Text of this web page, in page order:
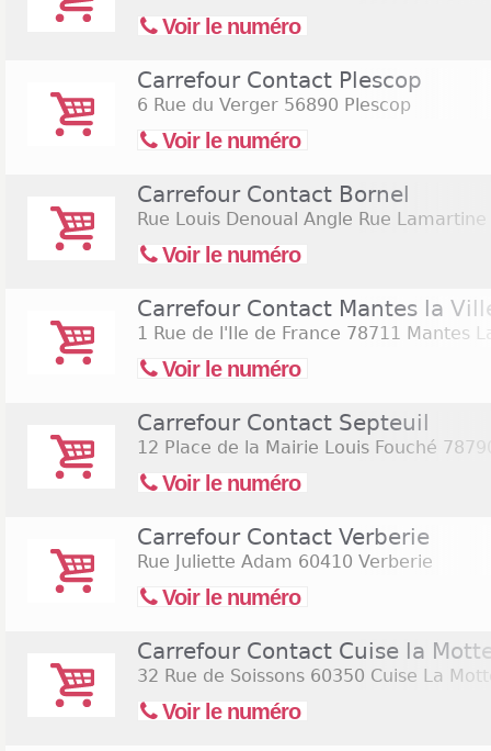
Voir le numéro
Carrefour Contact Plescop
6 Rue du Verger 56890 Plescop
Voir le numéro
Carrefour Contact Bornel
Rue Louis Denoual Angle Rue Lamartine
Voir le numéro
Carrefour Contact Mantes la
1 Rue de l'Ile de France 78711 Mantes
Voir le numéro
Carrefour Contact Septeuil
12 Place de la Mairie Louis Fouché
Voir le numéro
Carrefour Contact Verberie
Rue Juliette Adam 60410 Verberie
Voir le numéro
Carrefour Contact Cuise la
32 Rue de Soissons 60350 Cuise La
Voir le numéro